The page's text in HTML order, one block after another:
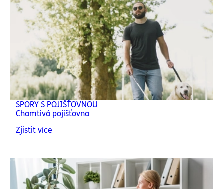
SPORY S POJIŠŤOVNOU
Chamtivá pojišťovna
Zjistit více